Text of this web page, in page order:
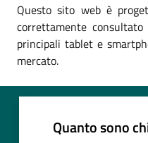
Questo sito web è
correttamente
principali tablet e
mercato.
Quanto sono